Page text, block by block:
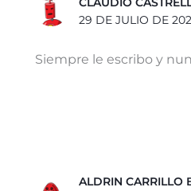
29 DE JULIO DE
Siempre le escribo y
ALDRIN CARRILLO